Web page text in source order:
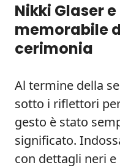
Nikki Glaser
memorabile
cerimonia
Al termine della
sotto i riflettori
gesto è stato
significato.
con dettagli neri